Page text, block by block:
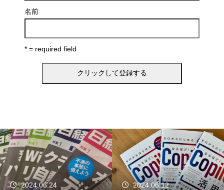
名前
* = required field
2024.06.24 2024.06.12